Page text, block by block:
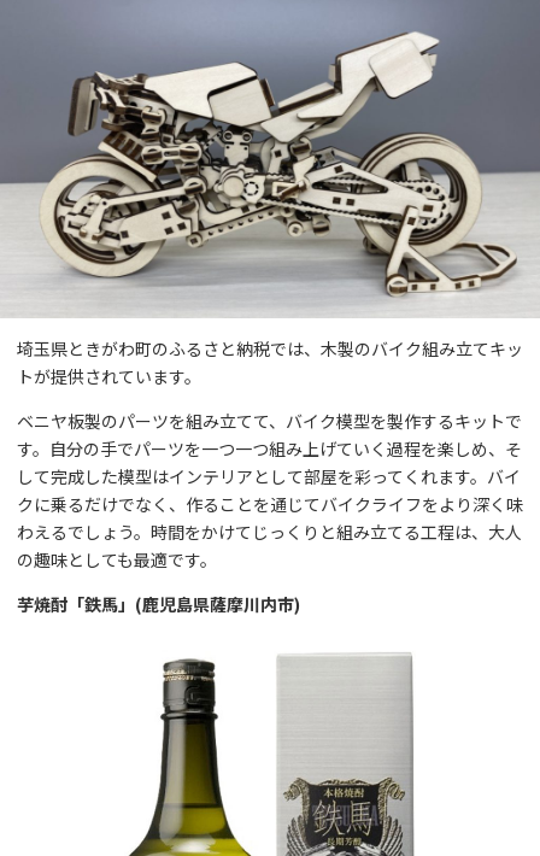
埼玉県ときがわ町のふるさと納税では、木製のバイク組み立てキッ
トが提供されています。
ベニヤ板製のパーツを組み立てて、バイク模型を製作するキットで
す。自分の手でパーツを一つ一つ組み上げていく過程を楽しめ、そ
して完成した模型はインテリアとして部屋を彩ってくれます。バイ
クに乗るだけでなく、作ることを通じてバイクライフをより深く味
わえるでしょう。時間をかけてじっくりと組み立てる工程は、大人
の趣味としても最適です。
芋焼酎「鉄馬」(鹿児島県薩摩川内市)